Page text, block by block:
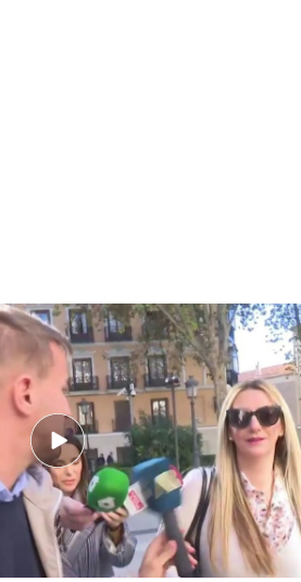
“Pidió un vis a vis con mi padre”
la defensa de su padre: “¿Es
admitido ni una sola prueba
ella es la única persona que
de Fomento cuando